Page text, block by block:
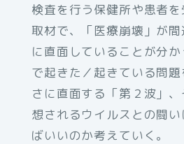
検査を行う保健所や患者
取材で、「医療崩壊」が
に直面していることが分
で起きた／起きている問
さに直面する「第２波」
想されるウイルスとの闘
ばいいのか考えていく。